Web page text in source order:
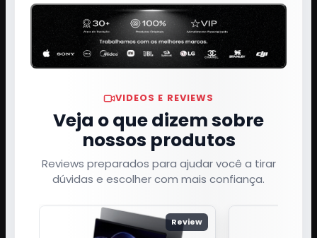
VIDEOS E REVIEWS
Veja o que dizem sobre
nossos produtos
Reviews preparados para ajudar você a tirar
dúvidas e escolher com mais confiança.
Review